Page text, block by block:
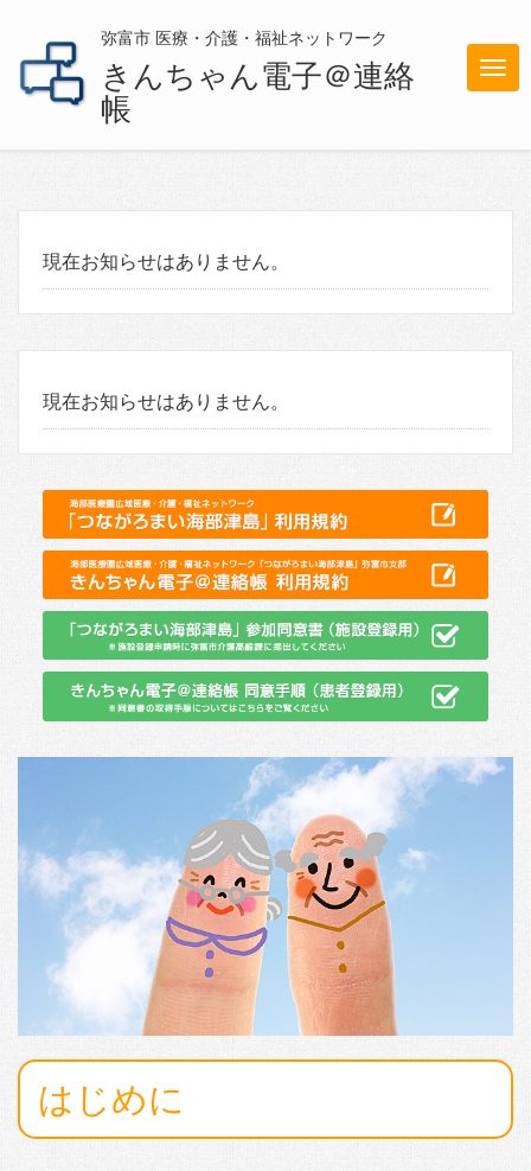
弥富市 医療・介護・福祉ネットワーク
きんちゃん電子＠連絡
帳
メ
現在お知らせはありません。
現在お知らせはありません。
はじめに